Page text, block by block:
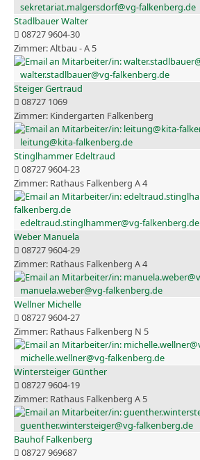
sekretariat.malgersdorf@vg-falkenberg.de
Stadlbauer Walter
08727 9604-30
Altbau - A 5
walter.stadlbauer@vg-falkenberg.de
Steiger Gertraud
08727 1069
Kindergarten Falkenberg
leitung@kita-falkenberg.de
Stinglhammer Edeltraud
08727 9604-23
Rathaus Falkenberg A 4
edeltraud.stinglhammer@vg-falkenberg.de
Weber Manuela
08727 9604-29
Rathaus Falkenberg A 4
manuela.weber@vg-falkenberg.de
Wellner Michelle
08727 9604-27
Rathaus Falkenberg N 5
michelle.wellner@vg-falkenberg.de
Wintersteiger Günther
08727 9604-19
Rathaus Falkenberg A 5
guenther.wintersteiger@vg-falkenberg.de
Bauhof Falkenberg
08727 969687